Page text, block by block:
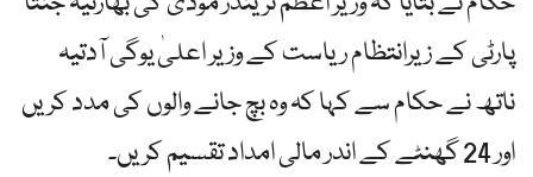
پارٹی کے زیرانتظام ریاست کے وزیر اعلیٰ یوگی آدتیہ
ناتھ نے حکام سے کہا کہ وہ بچ جانے والوں کی مدد کریں
اور 24 گھنٹے کے اندر مالی امداد تقسیم کریں۔